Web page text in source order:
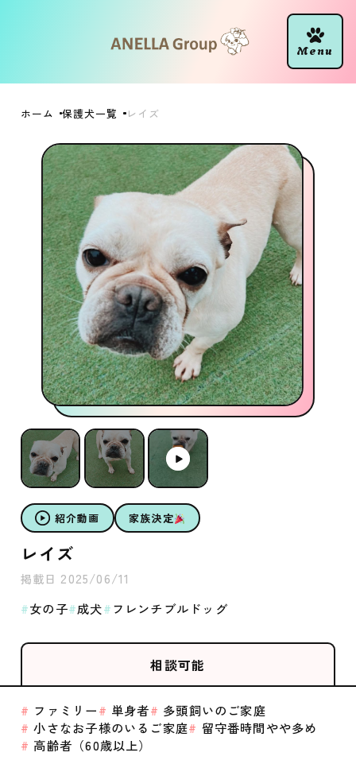
ホーム 保護犬一覧 レイズ
紹介動画 家族決定
レイズ
掲載日 2025/06/11
女の子 成犬 フレンチブルドッグ
相談可能
ファミリー 単身者
多頭飼いのご家庭
小さなお子様のいるご家庭
留守番時間やや多め
高齢者（60歳以上）